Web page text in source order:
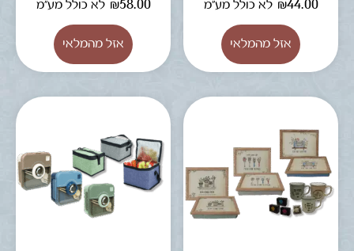
₪44.00 לא כולל מע"מ ₪58.00 לא כולל מע"מ